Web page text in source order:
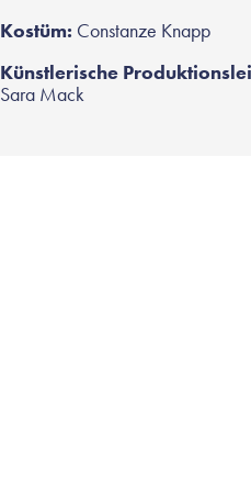
Kostüm: Constanze Knapp
Künstlerische
Sara Mack